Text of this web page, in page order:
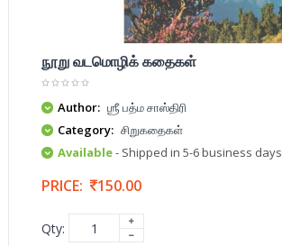
நூறு வடமொழிக் கதைகள்
Author: ஶ்ரீ பத்ம சாஸ்திரி
Category: சிறுகதைகள்
Available- Shipped in 5-6 business days
PRICE: 150.00
Qty: